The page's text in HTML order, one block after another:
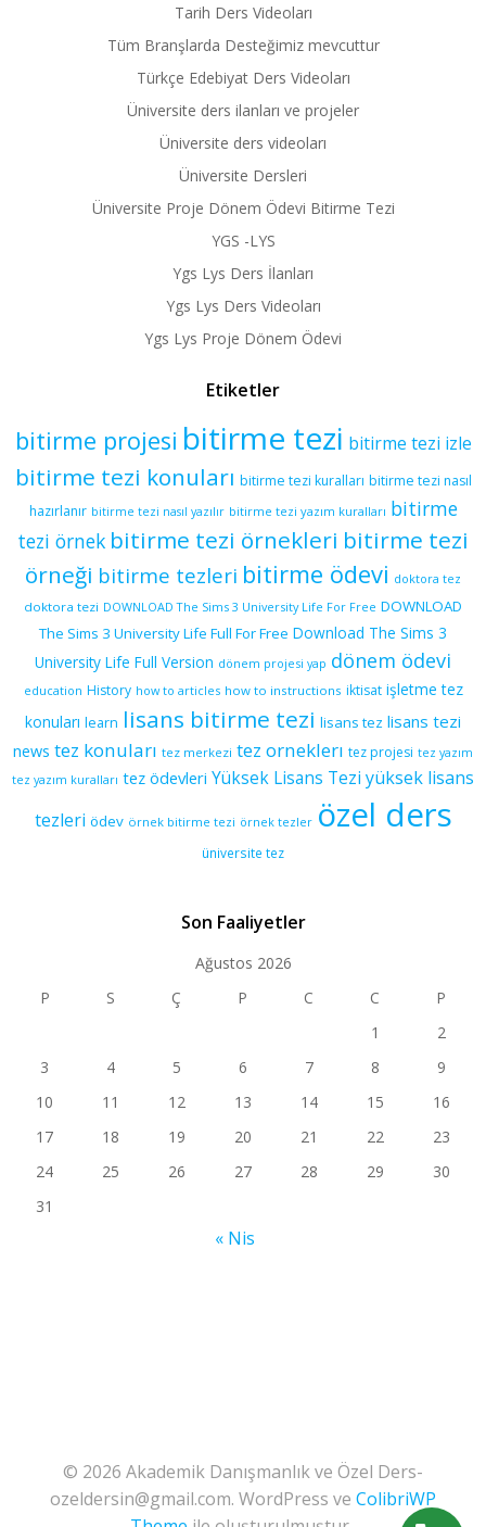
Tarih Ders Videoları
Tüm Branşlarda Desteğimiz mevcuttur
Türkçe Edebiyat Ders Videoları
Üniversite ders ilanları ve projeler
Üniversite ders videoları
Üniversite Dersleri
Üniversite Proje Dönem Ödevi Bitirme Tezi
YGS -LYS
Ygs Lys Ders İlanları
Ygs Lys Ders Videoları
Ygs Lys Proje Dönem Ödevi
Etiketler
bitirme projesi bitirme tezi bitirme tezi izle
bitirme tezi konuları bitirme tezi kuralları bitirme tezi nasıl
hazırlanır bitirme tezi nasıl yazılır bitirme tezi yazım kuralları bitirme
tezi örnek bitirme tezi örnekleri bitirme tezi
örneği bitirme tezleri bitirme ödevi doktora tez
doktora tezi DOWNLOAD The Sims 3 University Life For Free DOWNLOAD
The Sims 3 University Life Full For Free Download The Sims 3
University Life Full Version dönem projesi yap dönem ödevi
education History how to articles how to instructions iktisat işletme tez
konuları learn lisans bitirme tezi lisans tez lisans tezi
news tez konuları tez merkezi tez orneklerı tez projesi tez yazım
tez yazım kuralları tez ödevleri Yüksek Lisans Tezi yüksek lisans
tezleri ödev örnek bitirme tezi örnek tezler özel ders
üniversite tez
Son Faaliyetler
Ağustos 2026
P
S Ç P C C
P
1
2
3
4 5 6 7 8
9
10
11 12 13 14 15
16
17
18 19 20 21 22
23
24
25 26 27 28 29
30
31
« Nis
© 2026 Akademik Danışmanlık ve Özel Ders-
ozeldersin@gmail.com. WordPress ve ColibriWP